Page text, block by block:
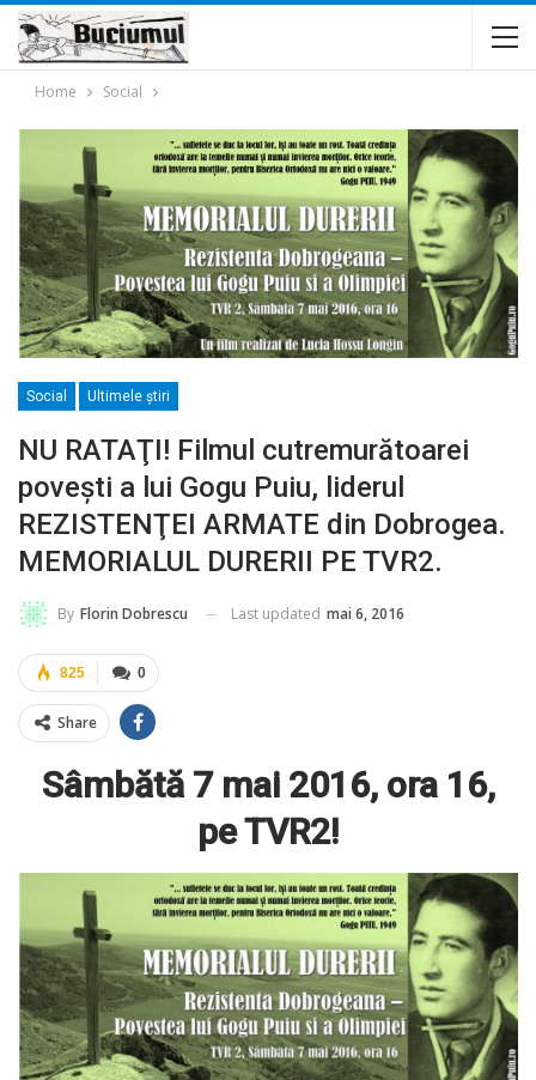
Home Social
Social Ultimele ştiri
NU RATAŢI! Filmul cutremurătoarei
poveşti a lui Gogu Puiu, liderul
REZISTENŢEI ARMATE din Dobrogea.
MEMORIALUL DURERII PE TVR2.
By Florin Dobrescu Last updated mai 6, 2016
0
825
Share
Sâmbătă 7 mai 2016, ora 16,
pe TVR2!